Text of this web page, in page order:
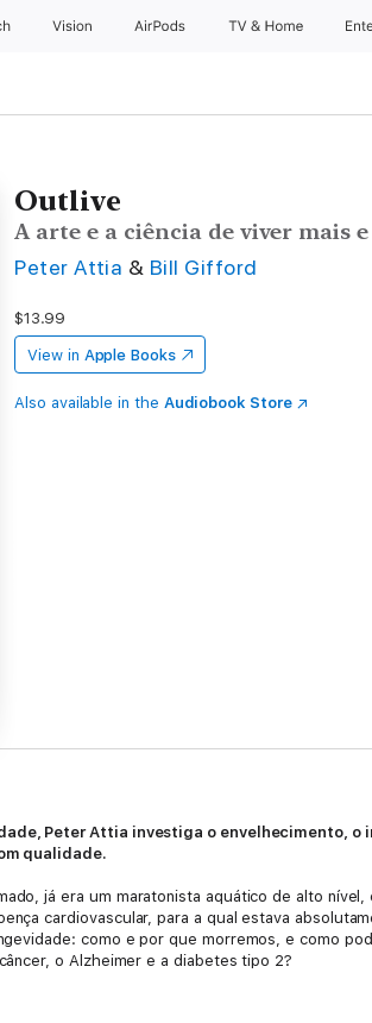
Vision AirPods TV & Home
Outlive
A arte e a ciência de viver mais
Peter Attia & Bill Gifford
$13.99
View in Apple Books
Also available in the Audiobook Store
Peter Attia investiga o envelhecimento,
qualidade.
já era um maratonista aquático de alto
cardiovascular, para a qual estava
como e por que morremos, e como
o Alzheimer e a diabetes tipo 2?